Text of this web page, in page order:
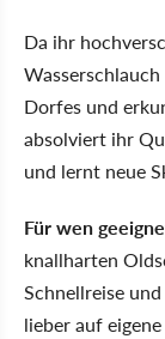
Da ihr
Dorfes und
absolviert ihr
und lernt neue
Für wen
knallharten
Schnellreise
lieber auf